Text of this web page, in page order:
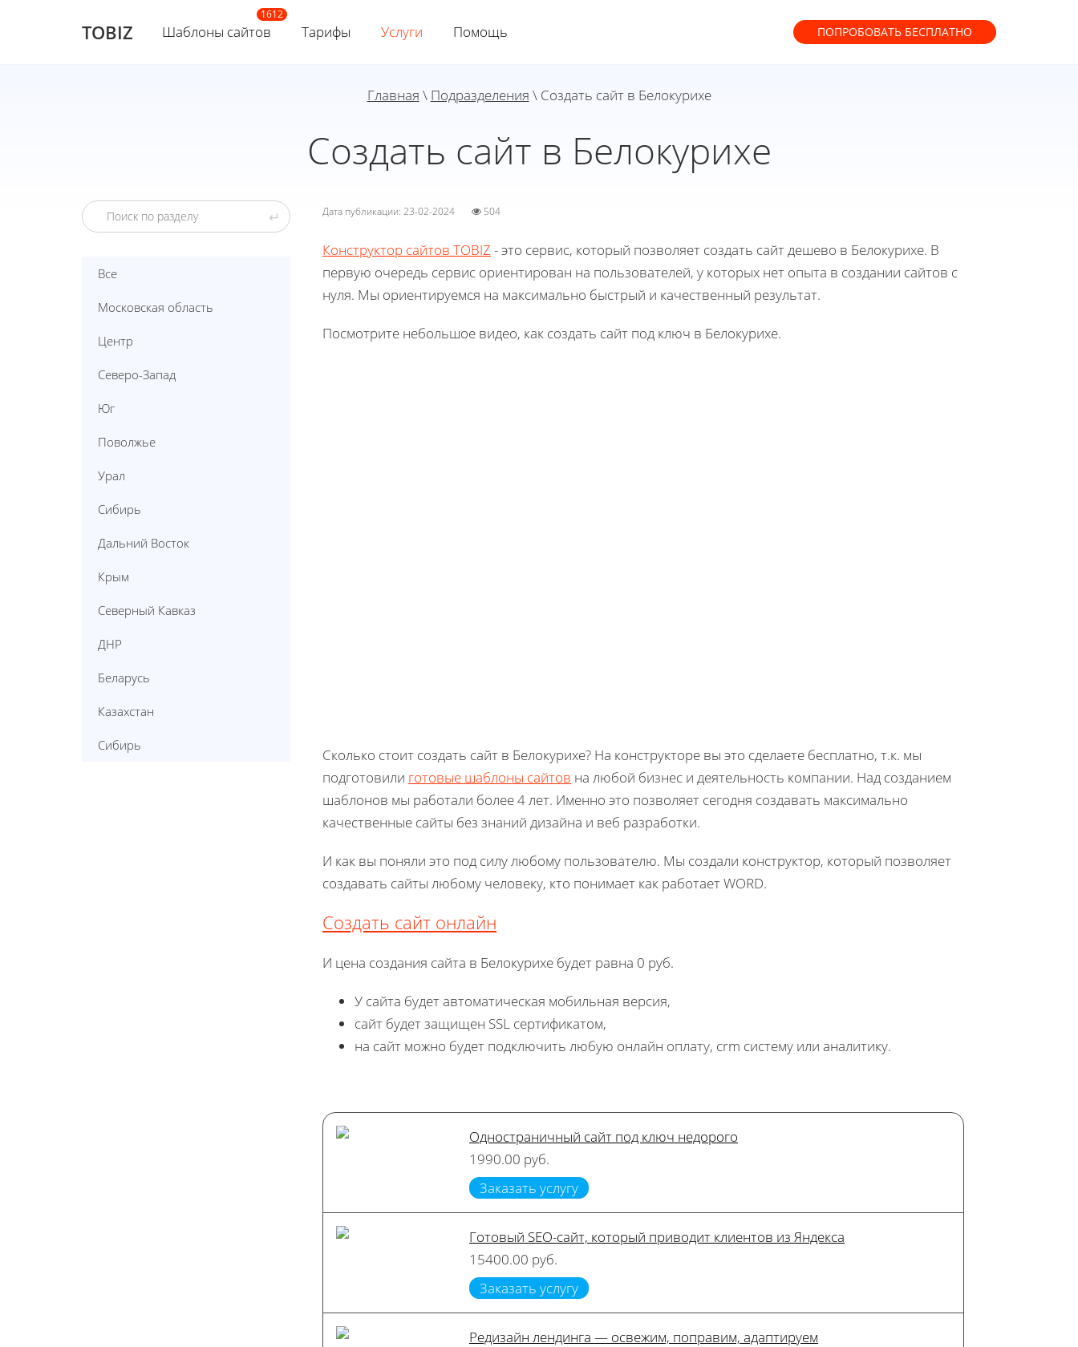
TOBIZ Шаблоны сайтов Тарифы Услуги Помощь ПОПРОБОВАТЬ БЕСПЛАТНО
Главная \ Подразделения \ Создать сайт в Белокурихе
Создать сайт в Белокурихе
↵
Все
Московская область
Центр
Северо-Запад
Юг
Поволжье
Урал
Сибирь
Дальний Восток
Крым
Северный Кавказ
ДНР
Беларусь
Казахстан
Сибирь
Дата публикации: 23-02-2024 504
Конструктор сайтов TOBIZ - это сервис, который позволяет создать сайт дешево в Белокурихе. В
первую очередь сервис ориентирован на пользователей, у которых нет опыта в создании сайтов с
нуля. Мы ориентируемся на максимально быстрый и качественный результат.
Посмотрите небольшое видео, как создать сайт под ключ в Белокурихе.
Сколько стоит создать сайт в Белокурихе? На конструкторе вы это сделаете бесплатно, т.к. мы
подготовили готовые шаблоны сайтов на любой бизнес и деятельность компании. Над созданием
шаблонов мы работали более 4 лет. Именно это позволяет сегодня создавать максимально
качественные сайты без знаний дизайна и веб разработки.
И как вы поняли это под силу любому пользователю. Мы создали конструктор, который позволяет
создавать сайты любому человеку, кто понимает как работает WORD.
Создать сайт онлайн
И цена создания сайта в Белокурихе будет равна 0 руб.
У сайта будет автоматическая мобильная версия,
сайт будет защищен SSL сертификатом,
на сайт можно будет подключить любую онлайн оплату, crm систему или аналитику.
Одностраничный сайт под ключ недорого
1990.00 руб.
Заказать услугу
Готовый SEO-сайт, который приводит клиентов из Яндекса
15400.00 руб.
Заказать услугу
Редизайн лендинга — освежим, поправим, адаптируем